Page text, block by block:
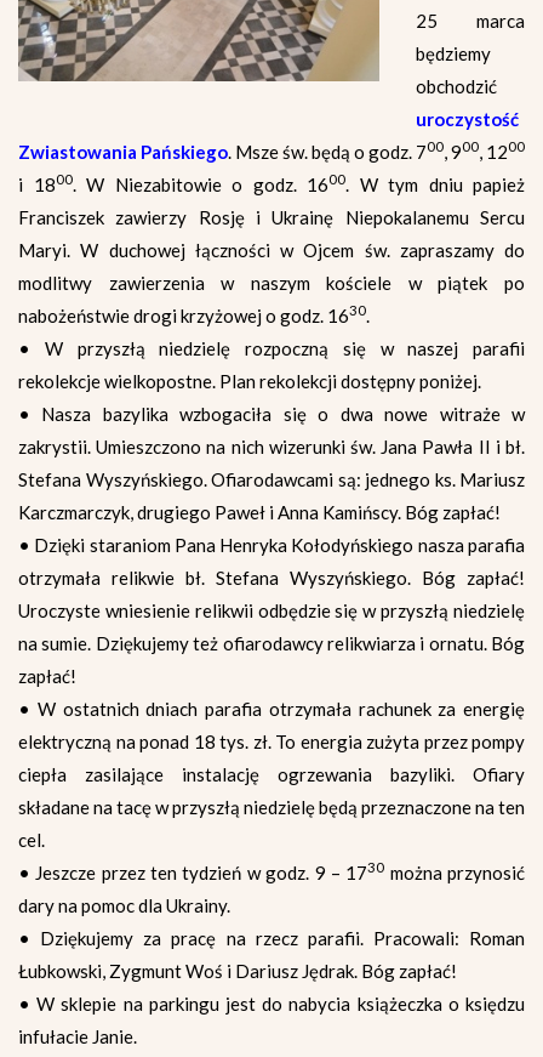
25 marca
będziemy
obchodzić
uroczystość
Zwiastowania Pańskiego. Msze św. będą o godz. 700, 900, 1200
i 1800. W Niezabitowie o godz. 1600. W tym dniu papież
Franciszek zawierzy Rosję i Ukrainę Niepokalanemu Sercu
Maryi. W duchowej łączności w Ojcem św. zapraszamy do
modlitwy zawierzenia w naszym kościele w piątek po
nabożeństwie drogi krzyżowej o godz. 1630.
• W przyszłą niedzielę rozpoczną się w naszej parafii
rekolekcje wielkopostne. Plan rekolekcji dostępny poniżej.
• Nasza bazylika wzbogaciła się o dwa nowe witraże w
zakrystii. Umieszczono na nich wizerunki św. Jana Pawła II i bł.
Stefana Wyszyńskiego. Ofiarodawcami są: jednego ks. Mariusz
Karczmarczyk, drugiego Paweł i Anna Kamińscy. Bóg zapłać!
• Dzięki staraniom Pana Henryka Kołodyńskiego nasza parafia
otrzymała relikwie bł. Stefana Wyszyńskiego. Bóg zapłać!
Uroczyste wniesienie relikwii odbędzie się w przyszłą niedzielę
na sumie. Dziękujemy też ofiarodawcy relikwiarza i ornatu. Bóg
zapłać!
• W ostatnich dniach parafia otrzymała rachunek za energię
elektryczną na ponad 18 tys. zł. To energia zużyta przez pompy
ciepła zasilające instalację ogrzewania bazyliki. Ofiary
składane na tacę w przyszłą niedzielę będą przeznaczone na ten
cel.
• Jeszcze przez ten tydzień w godz. 9 – 1730 można przynosić
dary na pomoc dla Ukrainy.
• Dziękujemy za pracę na rzecz parafii. Pracowali: Roman
Łubkowski, Zygmunt Woś i Dariusz Jędrak. Bóg zapłać!
• W sklepie na parkingu jest do nabycia książeczka o księdzu
infułacie Janie.